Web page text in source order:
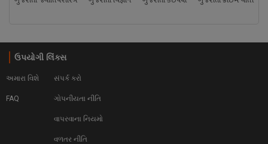
ઉપયોગી લિંક્સ
અમારા વિશે
FAQ
સંપર્ક કરો
ગોપનીયતા નીતિ
વાપરવાના નિયમો
વળતર નીતિ